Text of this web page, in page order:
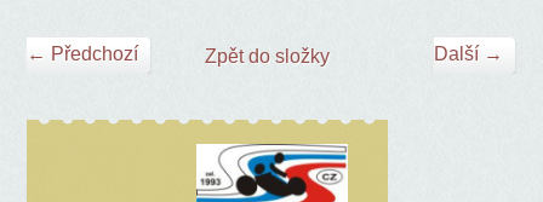
← Předchozí Další →
Zpět do složky